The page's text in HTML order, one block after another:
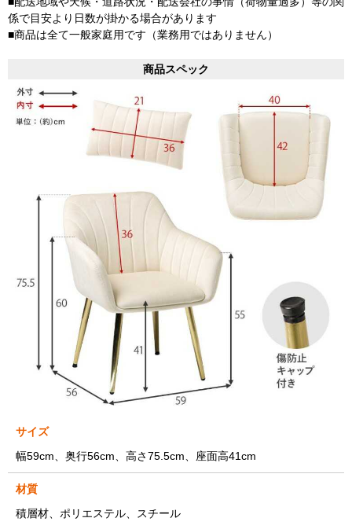
係で目安より日数が掛かる場合があります
■商品は全て一般家庭用です（業務用ではありません）
商品スペック
サイズ
幅59cm、奥行56cm、高さ75.5cm、座面高41cm
材質
積層材、ポリエステル、スチール